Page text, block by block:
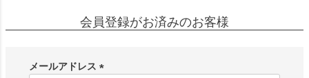
会員登録がお済みのお客様
メールアドレス